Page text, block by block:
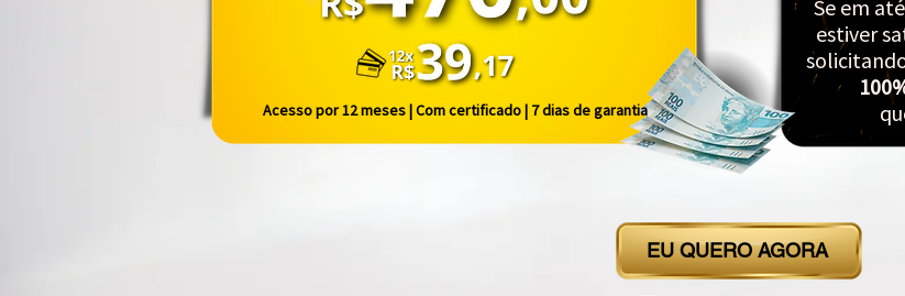
Se em até
estiver
Acesso por 12 meses | Com certificado | 7 dias de garantia
EU QUERO AGORA